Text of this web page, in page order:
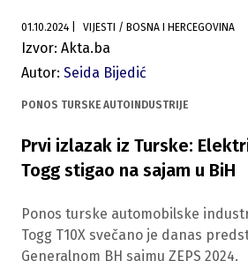
01.10.2024 VIJESTI / BOSNA I HERCEGOVINA
Izvor: Akta.ba
Autor: Seida Bijedić
PONOS TURSKE AUTOINDUSTRIJE
Prvi izlazak iz Turske:
Togg stigao na sajam u BiH
Ponos turske automobilske
Togg T10X svečano je danas
Generalnom BH sajmu ZEPS 2024.